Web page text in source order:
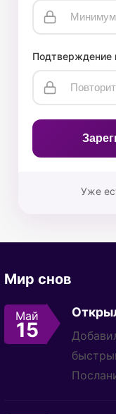
Подтверждение
Уже
Мир снов
Май
15